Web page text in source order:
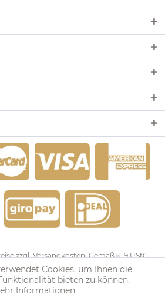
zzgl. Versandkosten . Gemäß § 19 UStG
Umsatzsteuer berechnet.
- Alle Rechte vorbehalten.
Cookies, um Ihnen die
bieten zu können.
Informationen